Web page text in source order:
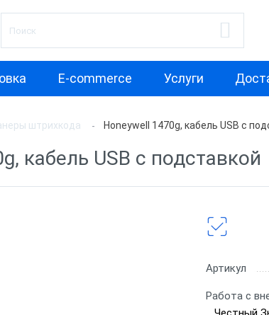
E-commerce Услуги
Производитель
АТОЛ
Honeywell
1D
Проводные
Ручные
штрихкода Honeywell 1470g, кабель USB с
кабель USB с подставкой
Артикул
Работа с